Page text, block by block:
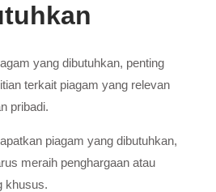
yang dibutuhkan, penting
terkait piagam yang relevan
pribadi.
piagam yang dibutuhkan,
meraih penghargaan atau
khusus.